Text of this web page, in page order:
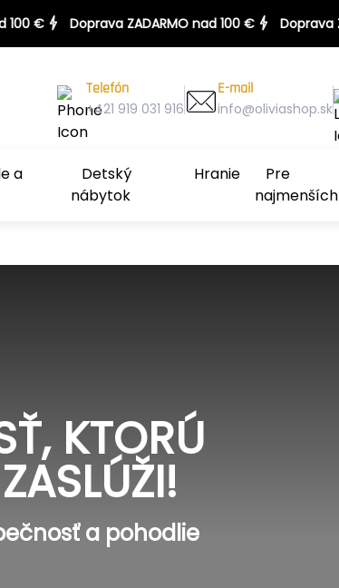
100 € Doprava ZADARMO nad 100 €
Telefón
+421 919 031 916
E-mail
info@oliviashop.sk
a
Detský
nábytok
Hranie
Pre
najmenších
KTORÚ
a pohodlie